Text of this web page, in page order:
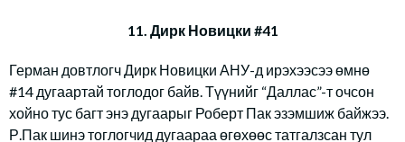
11. Дирк Новицки #41
Герман довтлогч Дирк Новицки АНУ-д ирэхээсээ өмнө
#14 дугаартай тоглодог байв. Түүнийг “Даллас”-т очсон
хойно тус багт энэ дугаарыг Роберт Пак эзэмшиж байжээ.
Р.Пак шинэ тоглогчид дугаараа өгөхөөс татгалзсан тул